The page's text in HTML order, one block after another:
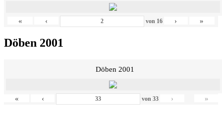
« ‹ von 16 › »
Döben 2001
Döben 2001
« ‹ von33 › »